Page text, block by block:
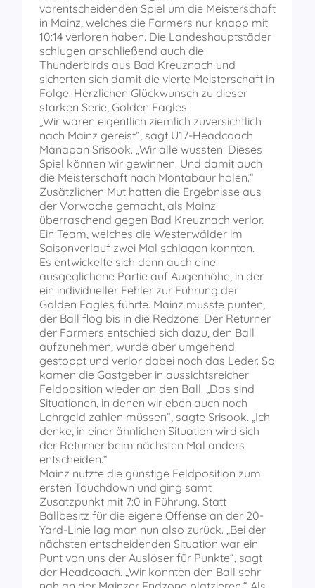
vorentscheidenden Spiel um die Meisterschaft
in Mainz, welches die Farmers nur knapp mit
10:14 verloren haben. Die Landeshauptstäder
schlugen anschließend auch die
Thunderbirds aus Bad Kreuznach und
sicherten sich damit die vierte Meisterschaft in
Folge. Herzlichen Glückwunsch zu dieser
starken Serie, Golden Eagles!
„Wir waren eigentlich ziemlich zuversichtlich
nach Mainz gereist“, sagt U17-Headcoach
Manapan Srisook. „Wir alle wussten: Dieses
Spiel können wir gewinnen. Und damit auch
die Meisterschaft nach Montabaur holen.“
Zusätzlichen Mut hatten die Ergebnisse aus
der Vorwoche gemacht, als Mainz
überraschend gegen Bad Kreuznach verlor.
Ein Team, welches die Westerwälder im
Saisonverlauf zwei Mal schlagen konnten.
Es entwickelte sich denn auch eine
ausgeglichene Partie auf Augenhöhe, in der
ein individueller Fehler zur Führung der
Golden Eagles führte. Mainz musste punten,
der Ball flog bis in die Redzone. Der Returner
der Farmers entschied sich dazu, den Ball
aufzunehmen, wurde aber umgehend
gestoppt und verlor dabei noch das Leder. So
kamen die Gastgeber in aussichtsreicher
Feldposition wieder an den Ball. „Das sind
Situationen, in denen wir eben auch noch
Lehrgeld zahlen müssen“, sagte Srisook. „Ich
denke, in einer ähnlichen Situation wird sich
der Returner beim nächsten Mal anders
entscheiden.“
Mainz nutzte die günstige Feldposition zum
ersten Touchdown und ging samt
Zusatzpunkt mit 7:0 in Führung. Statt
Ballbesitz für die eigene Offense an der 20-
Yard-Linie lag man nun also zurück. „Bei der
nächsten entscheidenden Situation war ein
Punt von uns der Auslöser für Punkte“, sagt
der Headcoach. „Wir konnten den Ball sehr